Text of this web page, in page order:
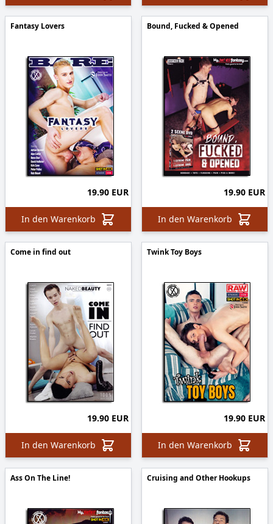
Fantasy Lovers
19.90 EUR
In den Warenkorb
Bound, Fucked & Opened
19.90 EUR
In den Warenkorb
Come in find out
19.90 EUR
In den Warenkorb
Twink Toy Boys
19.90 EUR
In den Warenkorb
Ass On The Line! Cruising and Other Hookups